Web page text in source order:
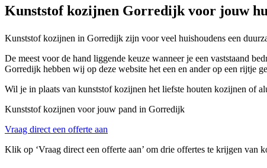
Kunststof kozijnen Gorredijk voor jouw
Kunststof kozijnen in Gorredijk zijn voor veel huishoudens een
De meest voor de hand liggende keuze wanneer je een vaststaand
Gorredijk hebben wij op deze website het een en ander op een rijtje
Wil je in plaats van kunststof kozijnen het liefste houten kozijnen of
Kunststof kozijnen voor jouw pand in Gorredijk
Vraag direct een offerte aan
Klik op ‘Vraag direct een offerte aan’ om drie offertes te krijgen